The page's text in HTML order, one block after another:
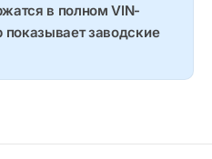
в полном VIN-
заводские